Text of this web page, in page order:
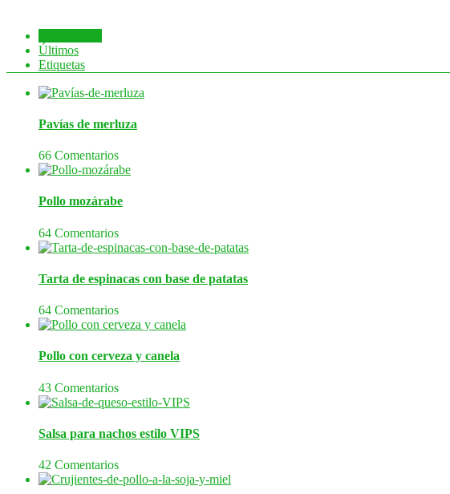
Últimos
Etiquetas
Pavías de merluza
66 Comentarios
Pollo mozárabe
64 Comentarios
Tarta de espinacas con base de patatas
64 Comentarios
Pollo con cerveza y canela
43 Comentarios
Salsa para nachos estilo VIPS
42 Comentarios